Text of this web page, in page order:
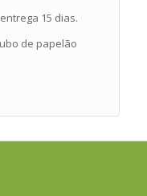
15 dias.
de papelão